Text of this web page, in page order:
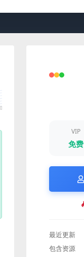
VIP
免费
最近更新
包含资源